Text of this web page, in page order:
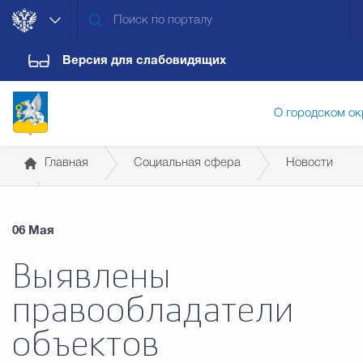
Версия для слабовидящих
О городском
Новости Обращения граждан
Главная Социальная сфера Новости
06 Мая
Выявлены
правообладатели
объектов